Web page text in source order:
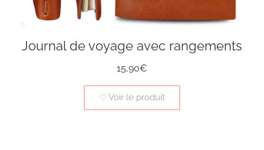
Journal de voyage avec rangements
15,90€
♡ Voir le produit